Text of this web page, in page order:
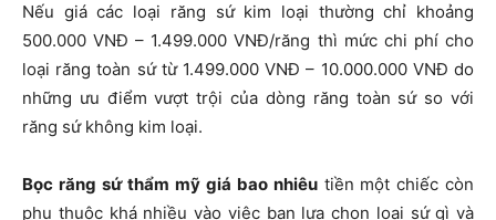
Nếu giá các loại răng sứ kim loại thường chỉ khoảng
500.000 VNĐ – 1.499.000 VNĐ/răng thì mức chi phí cho
loại răng toàn sứ từ 1.499.000 VNĐ – 10.000.000 VNĐ do
những ưu điểm vượt trội của dòng răng toàn sứ so với
răng sứ không kim loại.
Bọc răng sứ thẩm mỹ giá bao nhiêutiền một chiếc còn
phụ thuộc khá nhiều vào việc bạn lựa chọn loại sứ gì và